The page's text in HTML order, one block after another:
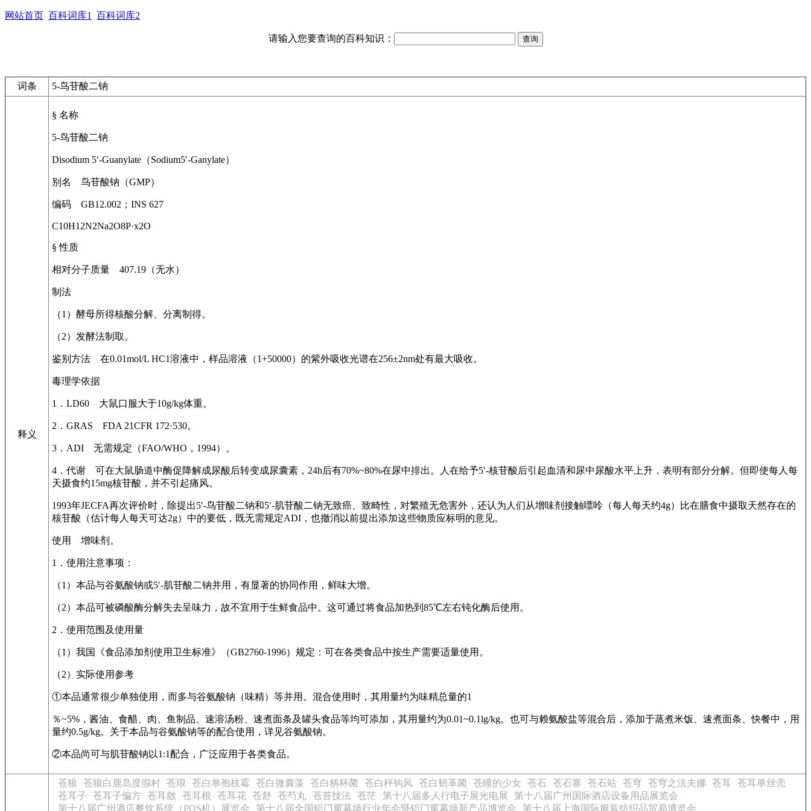
网站首页 百科词库1 百科词库2
请输入您要查询的百科知识：
词条 5-鸟苷酸二钠
释义
§ 名称
5-鸟苷酸二钠
Disodium 5′-Guanylate（Sodium5′-Ganylate）
别名 鸟苷酸钠（GMP）
编码 GB12.002；INS 627
C10H12N2Na2O8P·x2O
§ 性质
相对分子质量 407.19（无水）
制法
（1）酵母所得核酸分解、分离制得。
（2）发酵法制取。
鉴别方法 在0.01mol/L HC1溶液中，样品溶液（1+50000）的紫外吸收光谱在256±2nm处有最大吸收。
毒理学依据
1．LD60 大鼠口服大于10g/kg体重。
2．GRAS FDA 21CFR 172·530。
3．ADI 无需规定（FAO/WHO，1994）。
4．代谢 可在大鼠肠道中酶促降解成尿酸后转变成尿囊素，24h后有70%~80%在尿中排出。人在给予5′-核苷酸后引起血清和尿中尿酸水平上升，表明有部分分解。但即使每人每
天摄食约15mg核苷酸，并不引起痛风。
1993年JECFA再次评价时，除提出5′-鸟苷酸二钠和5′-肌苷酸二钠无致癌、致畸性，对繁殖无危害外，还认为人们从增味剂接触嘌呤（每人每天约4g）比在膳食中摄取天然存在的
核苷酸（估计每人每天可达2g）中的要低，既无需规定ADI，也撤消以前提出添加这些物质应标明的意见。
使用 增味剂。
1．使用注意事项：
（1）本品与谷氨酸钠或5′-肌苷酸二钠并用，有显著的协同作用，鲜味大增。
（2）本品可被磷酸酶分解失去呈味力，故不宜用于生鲜食品中。这可通过将食品加热到85℃左右钝化酶后使用。
2．使用范围及使用量
（1）我国《食品添加剂使用卫生标准》（GB2760-1996）规定：可在各类食品中按生产需要适量使用。
（2）实际使用参考
①本品通常很少单独使用，而多与谷氨酸钠（味精）等并用。混合使用时，其用量约为味精总量的1
％~5%，酱油、食醋、肉、鱼制品、速溶汤粉、速煮面条及罐头食品等均可添加，其用量约为0.01~0.1lg/kg。也可与赖氨酸盐等混合后，添加于蒸煮米饭、速煮面条、快餐中，用
量约0.5g/kg。关于本品与谷氨酸钠等的配合使用，详见谷氨酸钠。
②本品尚可与肌苷酸钠以1:1配合，广泛应用于各类食品。
苍狼 苍狼白鹿岛度假村 苍琅 苍白单孢枝霉 苍白微囊藻 苍白柄杯菌 苍白秤钩风 苍白韧革菌 苍瞳的少女 苍石 苍石寨 苍石站 苍穹 苍穹之法夫娜 苍耳
苍耳单丝壳
苍耳子
苍耳子偏方 苍耳散 苍耳根 苍耳花 苍舒 苍芍丸 苍苔技法 苍茫 第十八届多人行电子展光电展
第十八届广州国际酒店设备用品展览会
第十八届广州酒店餐饮系统（POS机）展览会
第十八届全国铝门窗幕墙行业年会暨铝门窗幕墙新产品博览会 第十八届上海国际服装纺织品贸易博览会